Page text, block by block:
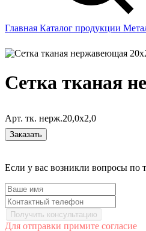
Главная Каталог продукции
Сетка тканая
Арт. тк. нерж.20,0х2,0
Заказать
Если у вас возникли вопросы по
Получить консультацию
Для отправки примите согласие